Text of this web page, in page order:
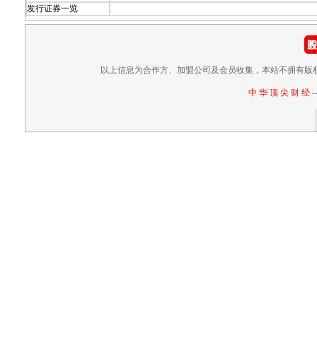
发行证券一览
以上信息为合作方、加盟公司及会员收集，本站不拥有
中 华 顶 尖 财 经